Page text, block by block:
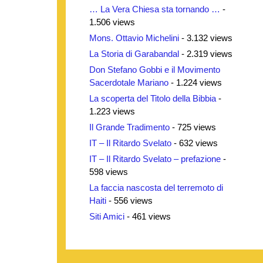
… La Vera Chiesa sta tornando … -
1.506 views
Mons. Ottavio Michelini - 3.132 views
La Storia di Garabandal - 2.319 views
Don Stefano Gobbi e il Movimento
Sacerdotale Mariano - 1.224 views
La scoperta del Titolo della Bibbia -
1.223 views
Il Grande Tradimento - 725 views
IT – Il Ritardo Svelato - 632 views
IT – Il Ritardo Svelato – prefazione -
598 views
La faccia nascosta del terremoto di
Haiti - 556 views
Siti Amici - 461 views